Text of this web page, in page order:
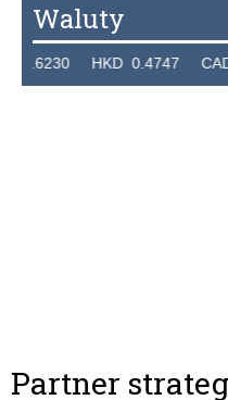
Waluty
HKD 0.4747 CAD
Partner